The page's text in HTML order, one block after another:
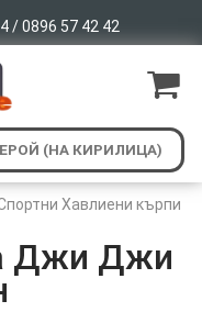
/ 0896 57 42 42
Хавлиени кърпи
Джи Джи